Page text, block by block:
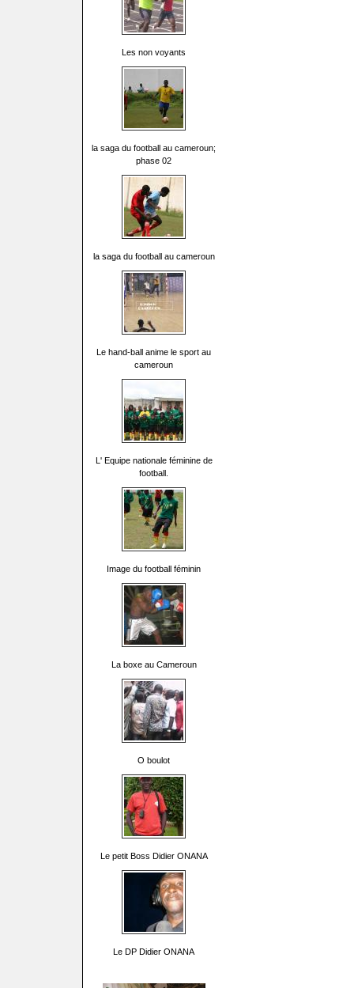
Les non voyants
la saga du football au cameroun;
phase 02
la saga du football au cameroun
Le hand-ball anime le sport au
cameroun
L' Equipe nationale féminine de
football.
Image du football féminin
La boxe au Cameroun
O boulot
Le petit Boss Didier ONANA
Le DP Didier ONANA